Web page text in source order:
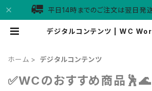
平日14時までのご注文は翌日発
デジタルコンテンツ | WC
ホーム デジタルコンテンツ
✅WCのおすすめ商品🕺🌊